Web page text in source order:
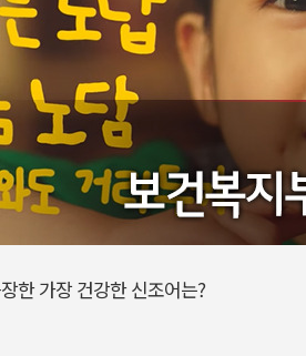
한 가장 건강한 신조어는?